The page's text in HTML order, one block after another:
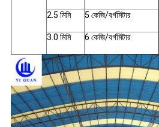
2.5 মিমি 5 কেজি/বর্গমিটার
3.0 মিমি 6 কেজি/বর্গমিটার